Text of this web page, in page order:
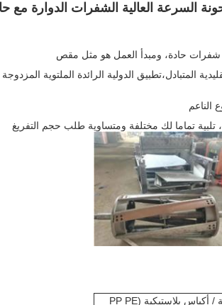
السرعة العالية الشفرات الدوارة مع
شفرات حادة، ومبدأ العمل هو مثل مقص
المتبادل،تطبيق الدولية الرائدة الملتوية
الناعم
تماما لك مختلفة ومتساوية طلب حجم التفريغ
أكياس كبيرة / أكياس PP / أكياس منسوجة وغير منسوجة / أكياس بلاستيكية (PP PE